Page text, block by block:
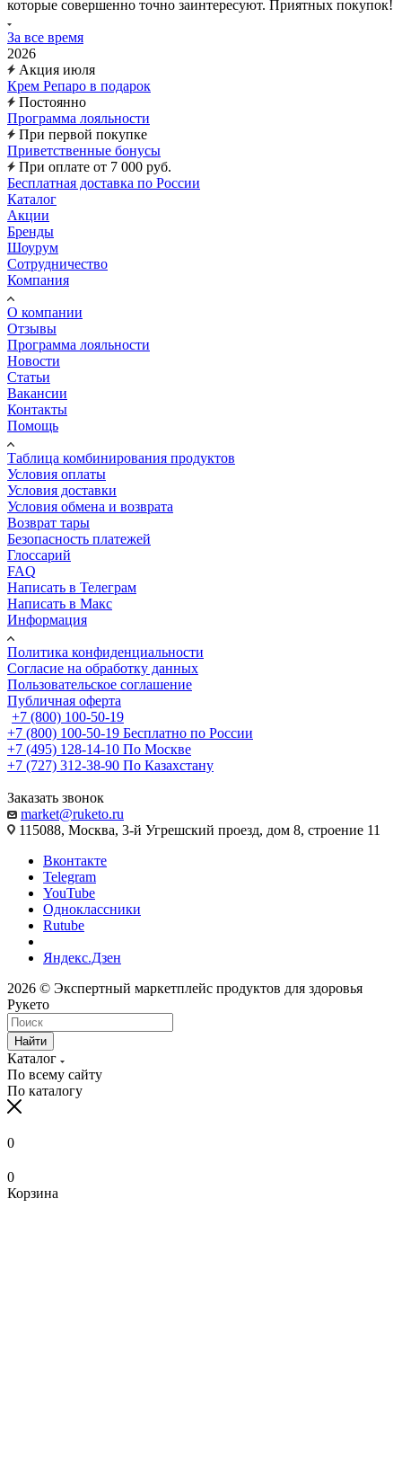
которые совершенно точно заинтересуют. Приятных покупок!
За все время
2026
Акция июля
Крем Репаро в подарок
Постоянно
Программа лояльности
При первой покупке
Приветственные бонусы
При оплате от 7 000 руб.
Бесплатная доставка по России
Каталог
Акции
Бренды
Шоурум
Сотрудничество
Компания
О компании
Отзывы
Программа лояльности
Новости
Статьи
Вакансии
Контакты
Помощь
Таблица комбинирования продуктов
Условия оплаты
Условия доставки
Условия обмена и возврата
Возврат тары
Безопасность платежей
Глоссарий
FAQ
Написать в Телеграм
Написать в Макс
Информация
Политика конфиденциальности
Согласие на обработку данных
Пользовательское соглашение
Публичная оферта
+7 (800) 100-50-19
+7 (800) 100-50-19 Бесплатно по России
+7 (495) 128-14-10 По Москве
+7 (727) 312-38-90 По Казахстану
Заказать звонок
market@ruketo.ru
115088, Москва, 3-й Угрешский проезд, дом 8, строение 11
Вконтакте
Telegram
YouTube
Одноклассники
Rutube
Яндекс.Дзен
2026 © Экспертный маркетплейс продуктов для здоровья
Рукето
Найти
Каталог
По всему сайту
По каталогу
0
0
Корзина